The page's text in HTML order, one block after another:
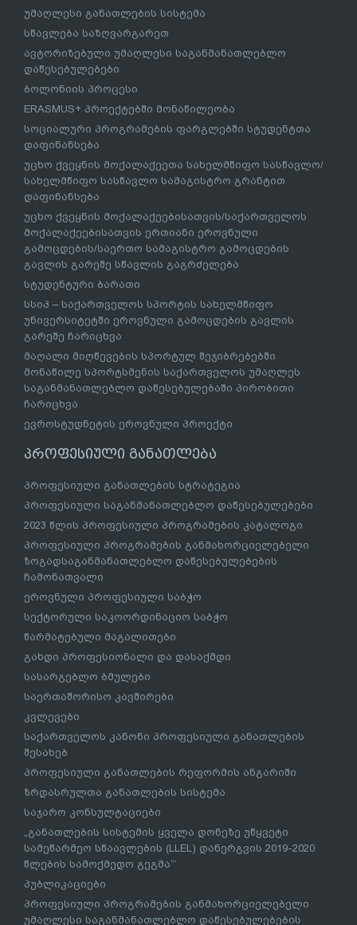
უმაღლესი განათლების სისტემა
სწავლება საზღვარგარეთ
ავტორიზებული უმაღლესი საგანმანათლებლო
დაწესებულებები
ბოლონიის პროცესი
ERASMUS+ პროექტებში მონაწილეობა
სოციალური პროგრამების ფარგლებში სტუდენტთა
დაფინანსება
უცხო ქვეყნის მოქალაქეეთა სახელმწიფო სასწავლო/
სახელმწიფო სასწავლო სამაგისტრო გრანტით
დაფინანსება
უცხო ქვეყნის მოქალაქეებისათვის/საქართველოს
მოქალაქეებისათვის ერთიანი ეროვნული
გამოცდების/საერთო სამაგისტრო გამოცდების
გავლის გარეშე სწავლის გაგრძელება
სტუდენტური ბარათი
სსიპ – საქართველოს სპორტის სახელმწიფო
უნივერსიტეტში ეროვნული გამოცდების გავლის
გარეშე ჩარიცხვა
მაღალი მიღწევების სპორტულ შეჯიბრებებში
მონაწილე სპორტსმენის საქართველოს უმაღლეს
საგანმანათლებლო დაწესებულებაში პირობითი
ჩარიცხვა
ევროსტუდნეტის ეროვნული პროექტი
პროფესიული განათლება
პროფესიული განათლების სტრატეგია
პროფესიული საგანმანათლებლო დაწესებულებები
2023 წლის პროფესიული პროგრამების კატალოგი
პროფესიული პროგრამების განმახორციელებელი
ზოგადსაგანმანათლებლო დაწესებულებების
ჩამონათვალი
ეროვნული პროფესიული საბჭო
სექტორული საკოორდინაციო საბჭო
წარმატებული მაგალითები
გახდი პროფესიონალი და დასაქმდი
სასარგებლო ბმულები
საერთაშორისო კავშირები
კვლევები
საქართველოს კანონი პროფესიული განათლების
შესახებ
პროფესიული განათლების რეფორმის ანგარიში
ზრდასრულთა განათლების სისტემა
საჯარო კონსულტაციები
„განათლების სისტემის ყველა დონეზე უწყვეტი
სამეწარმეო სწაავლების (LLEL) დანერგვის 2019-2020
წლების სამოქმედო გეგმა“’
პუბლიკაციები
პროფესიული პროგრამების განმახორციელებელი
უმაღლესი საგანმანათლებლო დაწესებულებების